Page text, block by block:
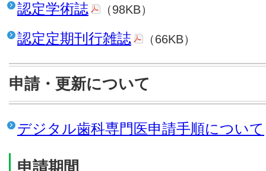
認定学術誌 （98KB）
認定定期刊行雑誌 （66KB）
申請・更新について
デジタル歯科専門医申請手順について
申請期間